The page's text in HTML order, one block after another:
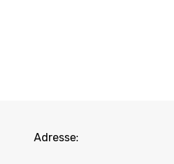
Adresse: